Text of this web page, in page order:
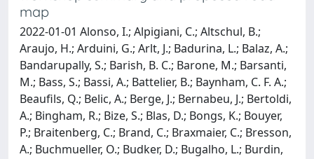
map
2022-01-01 Alonso, I.; Alpigiani, C.; Altschul, B.;
Araujo, H.; Arduini, G.; Arlt, J.; Badurina, L.; Balaz, A.;
Bandarupally, S.; Barish, B. C.; Barone, M.; Barsanti,
M.; Bass, S.; Bassi, A.; Battelier, B.; Baynham, C. F. A.;
Beaufils, Q.; Belic, A.; Berge, J.; Bernabeu, J.; Bertoldi,
A.; Bingham, R.; Bize, S.; Blas, D.; Bongs, K.; Bouyer,
P.; Braitenberg, C.; Brand, C.; Braxmaier, C.; Bresson,
A.; Buchmueller, O.; Budker, D.; Bugalho, L.; Burdin,